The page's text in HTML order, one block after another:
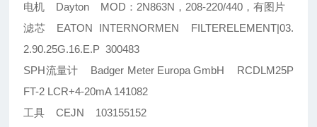
电机 Dayton MOD：2N863N，208-220/440，有图片
滤芯 EATON INTERNORMEN FILTERELEMENT|03.
2.90.25G.16.E.P 300483
SPH流量计 Badger Meter Europa GmbH RCDLM25P
FT-2 LCR+4-20mA 141082
工具 CEJN 103155152